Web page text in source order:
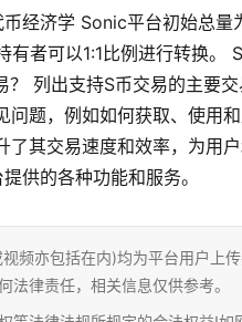
经济学 Sonic平台初始总
有者可以1:1比例进行转换
？ 列出支持S币交易的主要
题，例如如何获取、使用
了其交易速度和效率，为用
供的各种功能和服务。
频亦包括在内)均为平台用户上
法律责任，相关信息仅供参考。